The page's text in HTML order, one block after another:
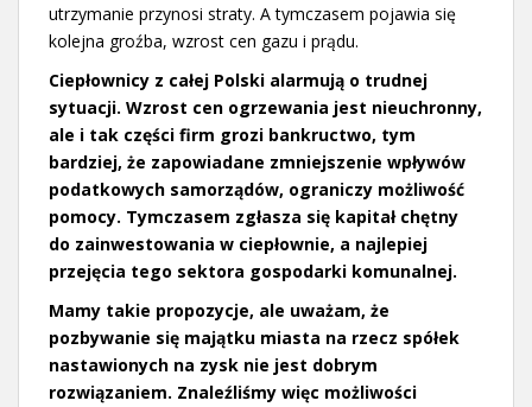
utrzymanie przynosi straty. A tymczasem pojawia się
kolejna groźba, wzrost cen gazu i prądu.
Ciepłownicy z całej Polski alarmują o trudnej
sytuacji. Wzrost cen ogrzewania jest nieuchronny,
ale i tak części firm grozi bankructwo, tym
bardziej, że zapowiadane zmniejszenie wpływów
podatkowych samorządów, ograniczy możliwość
pomocy. Tymczasem zgłasza się kapitał chętny
do zainwestowania w ciepłownie, a najlepiej
przejęcia tego sektora gospodarki komunalnej.
Mamy takie propozycje, ale uważam, że
pozbywanie się majątku miasta na rzecz spółek
nastawionych na zysk nie jest dobrym
rozwiązaniem. Znaleźliśmy więc możliwości